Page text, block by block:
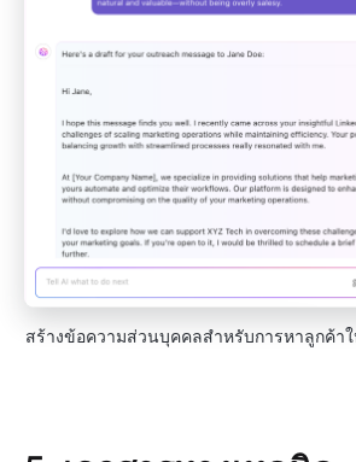
สร้างข้อความส่วนบุคคลสำหรับการหาลูกค้า